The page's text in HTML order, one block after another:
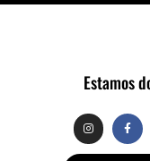
Estamos